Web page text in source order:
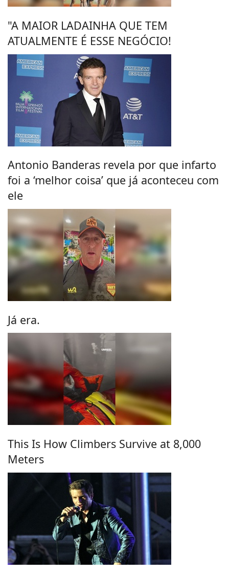
"A MAIOR LADAINHA QUE TEM
ATUALMENTE É ESSE NEGÓCIO!
Antonio Banderas revela por que infarto
foi a ‘melhor coisa’ que já aconteceu com
ele
Já era.
This Is How Climbers Survive at 8,000
Meters